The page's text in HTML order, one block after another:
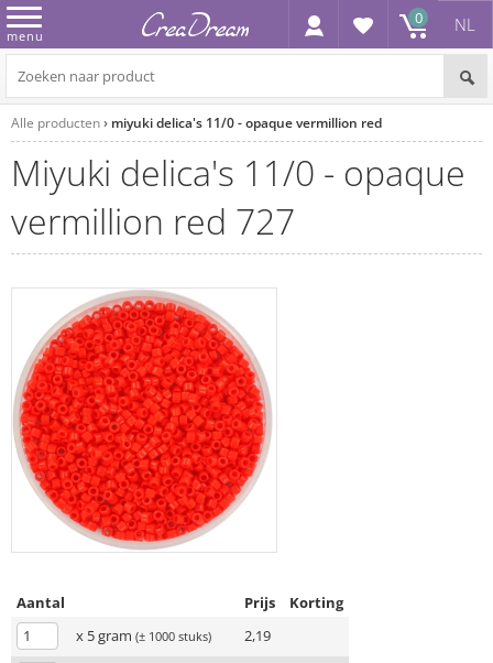
menu
NL
0
Alle producten miyuki delica's 11/0 - opaque vermillion red
miyuki delica's 11/0 - opaque
vermillion red 727
Aantal Prijs
Korting
x 5 gram (± 1000 stuks)
2,19